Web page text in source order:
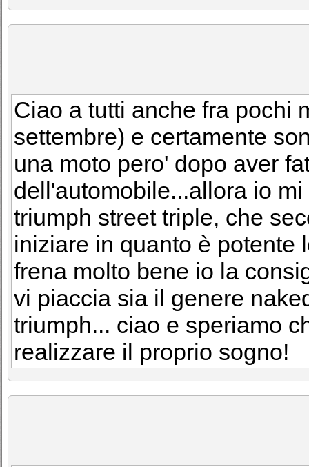
Ciao a tutti anche fra pochi
settembre) e certamente
una moto pero' dopo aver
dell'automobile...allora io
triumph street triple, che
iniziare in quanto è potente
frena molto bene io la
vi piaccia sia il genere
triumph... ciao e speriamo
realizzare il proprio sogno!